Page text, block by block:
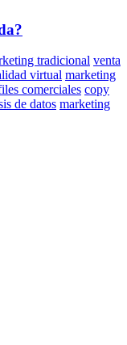
tradicional venta
virtual marketing
comerciales copy
de datos marketing